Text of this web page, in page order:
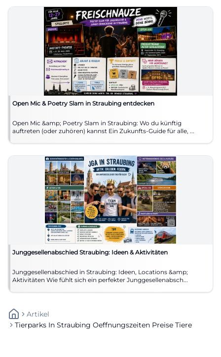
Open Mic & Poetry Slam in Straubing entdecken
Open Mic &amp; Poetry Slam in Straubing: Wo du künftig
auftreten (oder zuhören) kannst Ein Zukunfts-Guide für alle, ...
Junggesellenabschied Straubing: Ideen & Aktivitäten
Junggesellenabschied in Straubing: Ideen, Locations &amp;
Aktivitäten Wie fühlt sich ein perfekter Junggesellenabsch...
Artikel
Tierparks In Straubing Oeffnungszeiten Preise Tiere